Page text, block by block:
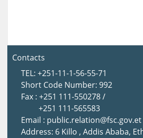
Contacts
TEL: +251-11-1-56-55-71
Short Code Number: 992
Fax : +251 111-550278 /
+251 111-565583
Email : public.relation@fsc.gov.et
Address: 6 Killo , Addis Ababa,